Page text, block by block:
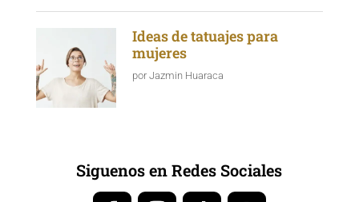
Ideas de tatuajes para
mujeres
por Jazmin Huaraca
Siguenos en Redes Sociales